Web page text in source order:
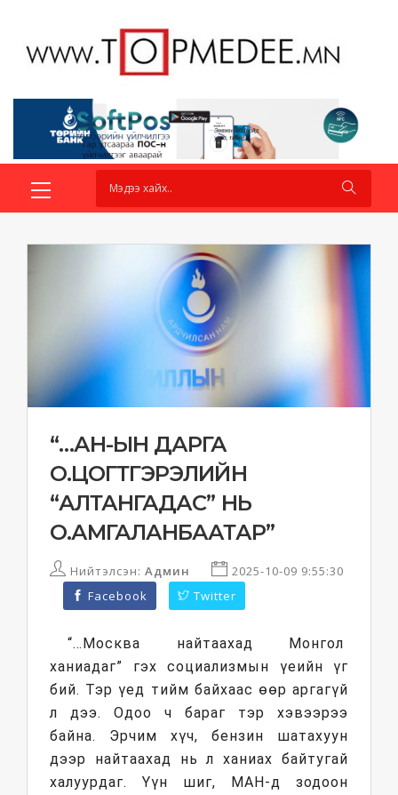
“…АН-ЫН ДАРГА
О.ЦОГТГЭРЭЛИЙН
“АЛТАНГАДАС” НЬ
О.АМГАЛАНБААТАР”
Нийтэлсэн: Админ
2025-10-09 9:55:30
Facebook
Twitter
“…Москва найтаахад Монгол
ханиадаг” гэх социализмын үеийн үг
бий. Тэр үед тийм байхаас өөр аргагүй
л дээ. Одоо ч бараг тэр хэвээрээ
байна. Эрчим хүч, бензин шатахуун
дээр найтаахад нь л ханиах байтугай
халуурдаг. Үүн шиг, МАН-д зодоон